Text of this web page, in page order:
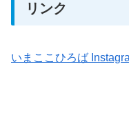
リンク
いまここひろば